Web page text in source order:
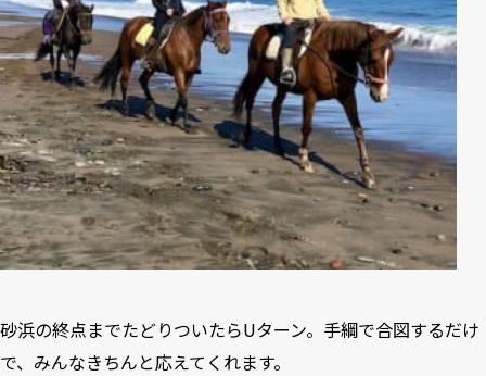
砂浜の終点までたどりついたらUターン。手綱で合図するだけ
で、みんなきちんと応えてくれます。